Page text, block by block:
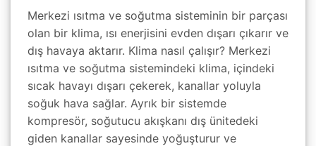
Merkezi ısıtma ve soğutma sisteminin bir parçası
olan bir klima, ısı enerjisini evden dışarı çıkarır ve
dış havaya aktarır. Klima nasıl çalışır? Merkezi
ısıtma ve soğutma sistemindeki klima, içindeki
sıcak havayı dışarı çekerek, kanallar yoluyla
soğuk hava sağlar. Ayrık bir sistemde
kompresör, soğutucu akışkanı dış ünitedeki
giden kanallar sayesinde yoğuşturur ve